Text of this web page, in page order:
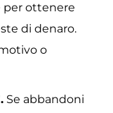
per ottenere
di denaro.
o
Se abbandoni